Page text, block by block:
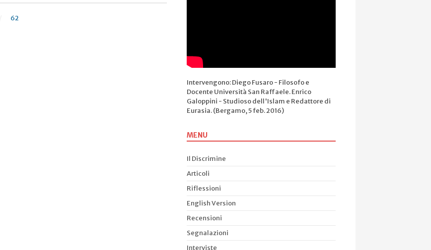
62
Intervengono: Diego Fusaro - Filosofo e
Docente Università San Raffaele. Enrico
Galoppini - Studioso dell'Islam e Redattore di
Eurasia. (Bergamo, 5 feb. 2016)
MENU
Il Discrimine
Articoli
Riflessioni
English Version
Recensioni
Segnalazioni
Interviste